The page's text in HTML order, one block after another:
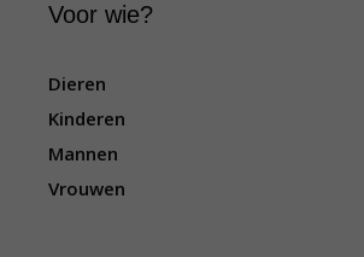
Voor wie?
Dieren
Kinderen
Mannen
Vrouwen